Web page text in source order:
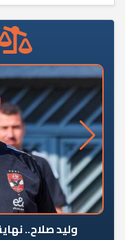
وليد صلاح..